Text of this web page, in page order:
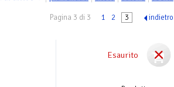
Pagina 3 di 3 1 2 3 indietro
Esaurito